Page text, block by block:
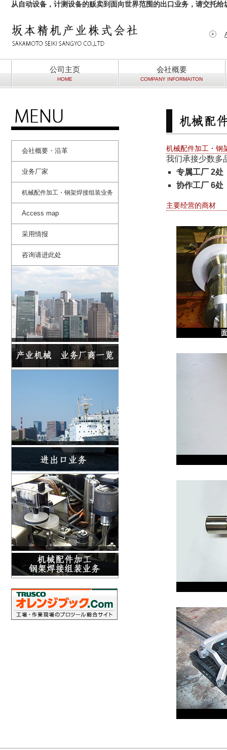
从自动设备，计测设备的贩卖到面向世界范围的出口业务，请交托
公司主页
HOME
会社概要
COMPANY INFORMAITON
会社概要・沿革
业务厂家
机械配件加工・钢架焊接组装业务
Access map
采用情报
咨询请进此处
机械配件加工・钢
我们承接少数多
专属工厂 2处
协作工厂 6处
主要经营的商材